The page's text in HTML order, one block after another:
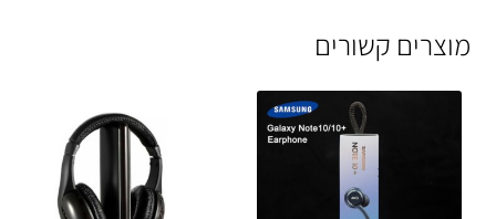
מוצרים קשורים